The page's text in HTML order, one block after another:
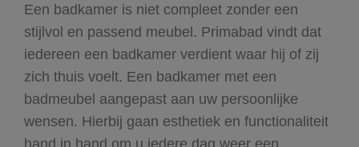
Een badkamer is niet compleet zonder een
stijlvol en passend meubel. Primabad vindt dat
iedereen een badkamer verdient waar hij of zij
zich thuis voelt. Een badkamer met een
badmeubel aangepast aan uw persoonlijke
wensen. Hierbij gaan esthetiek en functionaliteit
hand in hand om u iedere dag weer een